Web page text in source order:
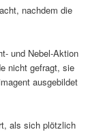
nachdem die
und Nebel-Aktion
nicht gefragt, sie
ausgebildet
als sich plötzlich